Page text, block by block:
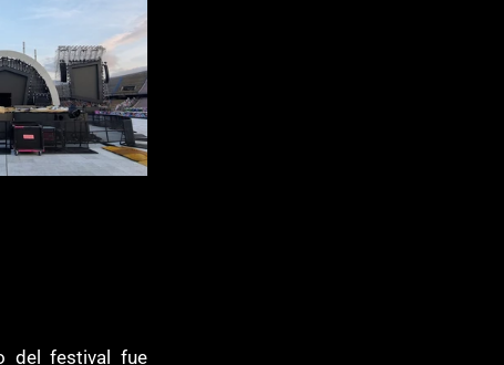
del festival fue